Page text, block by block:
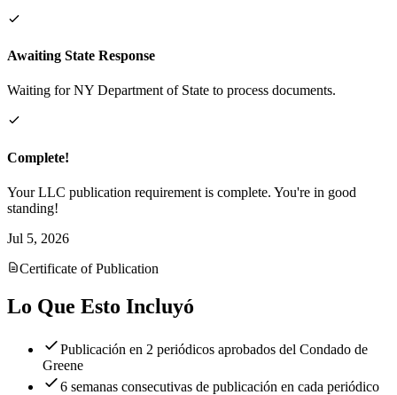
Awaiting State Response
Waiting for NY Department of State to process documents.
Complete!
Your LLC publication requirement is complete. You're in good
standing!
Jul 5, 2026
Certificate of Publication
Lo Que Esto Incluyó
Publicación en 2 periódicos aprobados del Condado de
Greene
6 semanas consecutivas de publicación en cada periódico